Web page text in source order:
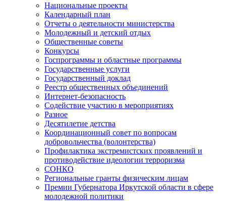
Национальные проекты
Календарный план
Отчеты о деятельности министерства
Молодежный и детский отдых
Общественные советы
Конкурсы
Госпрограммы и областные программы
Государственные услуги
Государственный доклад
Реестр общественных объединений
Интернет-безопасность
Содействие участию в мероприятиях
Разное
Десятилетие детства
Координационный совет по вопросам
добровольчества (волонтерства)
Профилактика экстремистских проявлений и
противодействие идеологии терроризма
СОНКО
Региональные гранты физическим лицам
Премии Губернатора Иркутской области в сфере
молодежной политики